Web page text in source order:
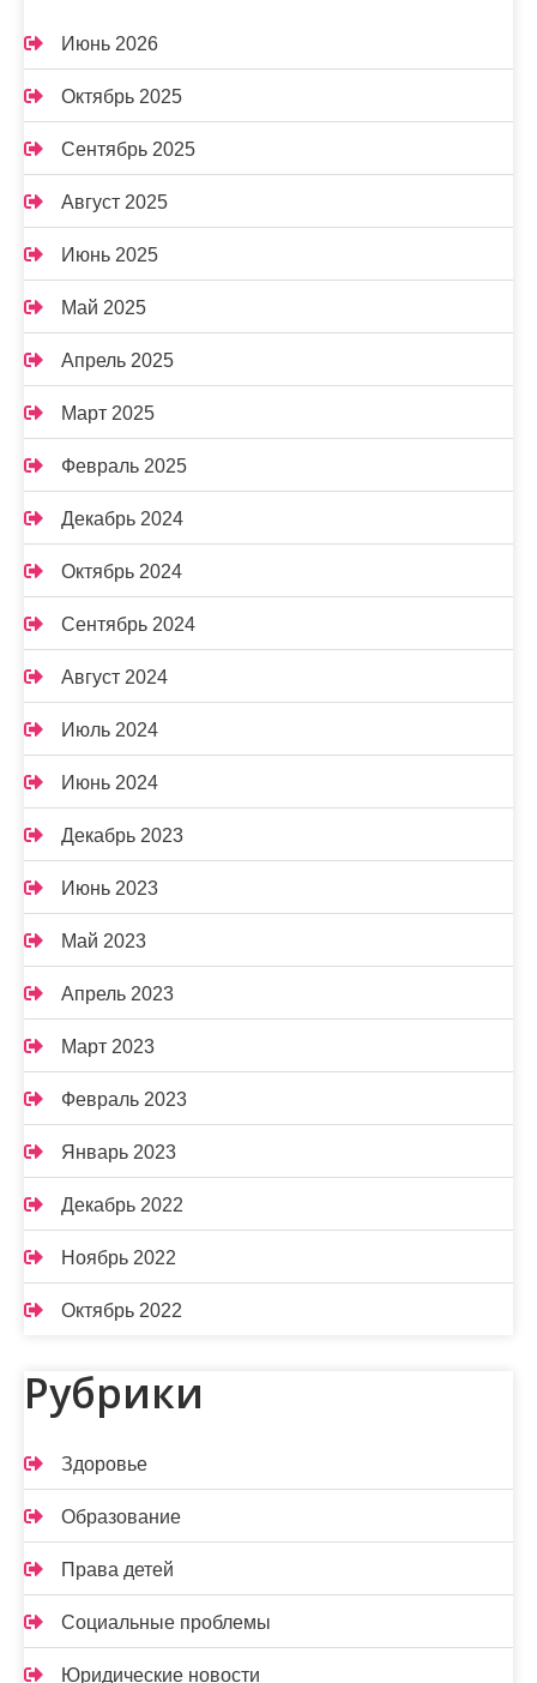
Июнь 2026
Октябрь 2025
Сентябрь 2025
Август 2025
Июнь 2025
Май 2025
Апрель 2025
Март 2025
Февраль 2025
Декабрь 2024
Октябрь 2024
Сентябрь 2024
Август 2024
Июль 2024
Июнь 2024
Декабрь 2023
Июнь 2023
Май 2023
Апрель 2023
Март 2023
Февраль 2023
Январь 2023
Декабрь 2022
Ноябрь 2022
Октябрь 2022
Рубрики
Здоровье
Образование
Права детей
Социальные проблемы
Юридические новости